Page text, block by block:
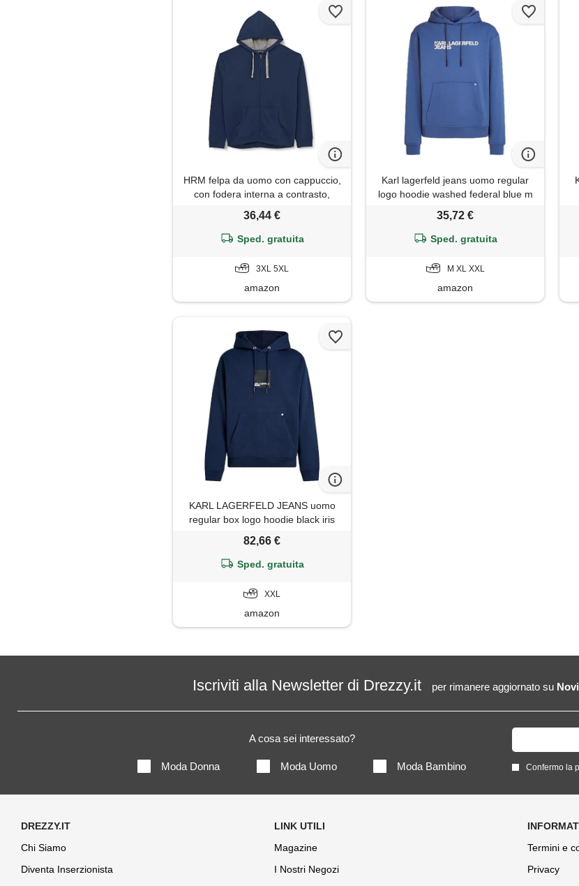
HRM felpa da uomo con cappuccio,
con fodera interna a contrasto,
cappuccio, di alta qualità e
sostenibile, jeans, xxxl
36,44 €
Sped. gratuita
3XL 5XL
amazon
Karl lagerfeld jeans uomo regular
logo hoodie washed federal blue m
35,72 €
Sped. gratuita
M XL XXL
amazon
KARL LAGERFELD JEANS uomo
regular box logo hoodie black iris
82,66 €
Sped. gratuita
XXL
amazon
Iscriviti alla Newsletter di Drezzy.it per rimanere aggiornato su
A cosa sei interessato?
Moda Donna Moda Uomo Moda Bambino Confermo la
Chi Siamo
Diventa Inserzionista
Magazine
I Nostri Negozi
Termini e
Privacy